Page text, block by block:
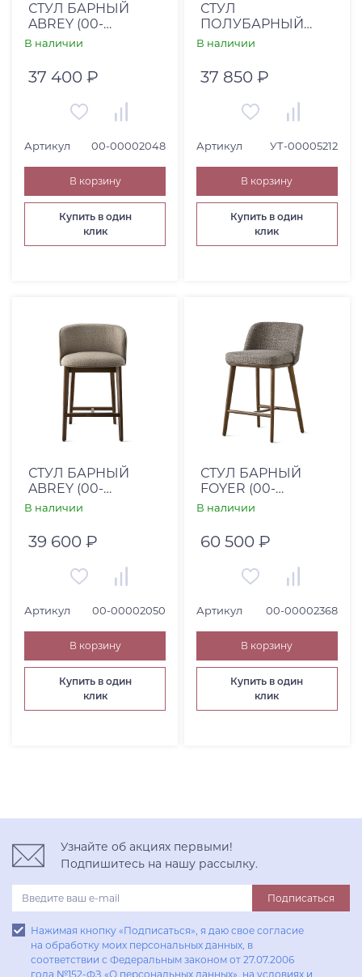
СТУЛ БАРНЫЙ
ABREY (00-
00002048)
В наличии
37 400 ₽
Артикул 00-00002048
В корзину
Купить в один
клик
СТУЛ
ПОЛУБАРНЫЙ
ГРИГОР 13 - ДЕКОР
10/H940
В наличии
37 850 ₽
Артикул УТ-00005212
В корзину
Купить в один
клик
СТУЛ БАРНЫЙ
ABREY (00-
00002050)
В наличии
39 600 ₽
Артикул 00-00002050
В корзину
Купить в один
клик
СТУЛ БАРНЫЙ
FOYER (00-
00002368)
В наличии
60 500 ₽
Артикул 00-00002368
В корзину
Купить в один
клик
Узнайте об акциях первыми!
Подпишитесь на нашу рассылку.
Подписаться
Нажимая кнопку «Подписаться», я даю свое согласие
на обработку моих персональных данных, в
соответствии с Федеральным законом от 27.07.2006
года №152-ФЗ «О персональных данных», на условиях и